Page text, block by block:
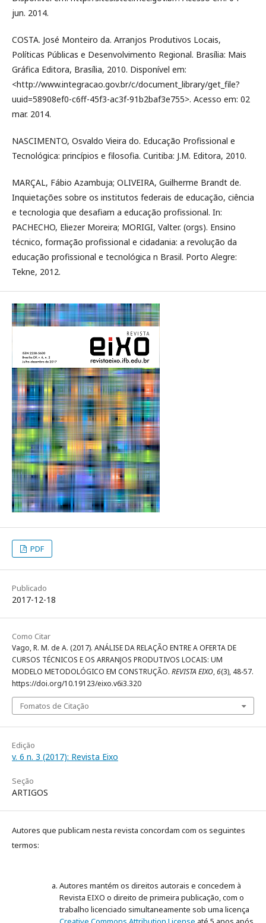
jun. 2014.
COSTA. José Monteiro da. Arranjos Produtivos Locais,
Políticas Públicas e Desenvolvimento Regional. Brasília: Mais
Gráfica Editora, Brasília, 2010. Disponível em:
<http://www.integracao.gov.br/c/document_library/get_file?
uuid=58908ef0-c6ff-45f3-ac3f-91b2baf3e755>. Acesso em: 02
mar. 2014.
NASCIMENTO, Osvaldo Vieira do. Educação Profissional e
Tecnológica: princípios e filosofia. Curitiba: J.M. Editora, 2010.
MARÇAL, Fábio Azambuja; OLIVEIRA, Guilherme Brandt de.
Inquietações sobre os institutos federais de educação, ciência
e tecnologia que desafiam a educação profissional. In:
PACHECHO, Eliezer Moreira; MORIGI, Valter. (orgs). Ensino
técnico, formação profissional e cidadania: a revolução da
educação profissional e tecnológica n Brasil. Porto Alegre:
Tekne, 2012.
PDF
Publicado
2017-12-18
Como Citar
Vago, R. M. de A. (2017). ANÁLISE DA RELAÇÃO ENTRE A OFERTA DE
CURSOS TÉCNICOS E OS ARRANJOS PRODUTIVOS LOCAIS: UM
MODELO METODOLÓGICO EM CONSTRUÇÃO. REVISTA EIXO,6(3), 48-57.
https://doi.org/10.19123/eixo.v6i3.320
Fomatos de Citação
Edição
v. 6 n. 3 (2017): Revista Eixo
Seção
ARTIGOS
Autores que publicam nesta revista concordam com os seguintes
termos:
Autores mantém os direitos autorais e concedem à
Revista EIXO o direito de primeira publicação, com o
trabalho licenciado simultaneamente sob uma licença